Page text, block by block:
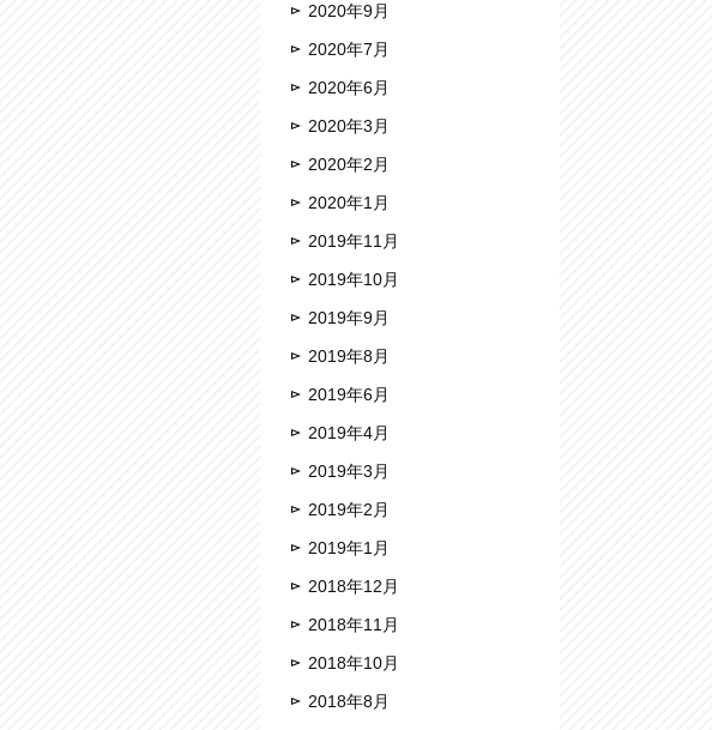
2020年9月
2020年7月
2020年6月
2020年3月
2020年2月
2020年1月
2019年11月
2019年10月
2019年9月
2019年8月
2019年6月
2019年4月
2019年3月
2019年2月
2019年1月
2018年12月
2018年11月
2018年10月
2018年8月